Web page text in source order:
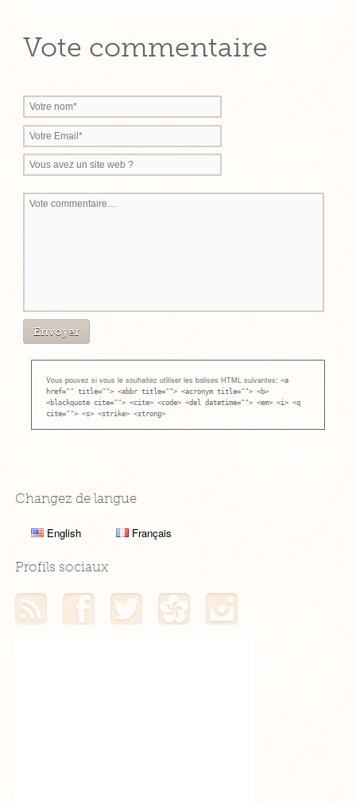
Vote commentaire
Vous pouvez si vous le souhaitez utiliser les balises HTML suivantes: <a
href="" title=""> <abbr title=""> <acronym title=""> <b>
<blockquote cite=""> <cite> <code> <del datetime=""> <em> <i> <q
cite=""> <s> <strike> <strong>
Changez de langue
English Français
Profils sociaux
Mon flux RSSMon profil Facebook
Mon profil TwitterMon profil Hellocoton